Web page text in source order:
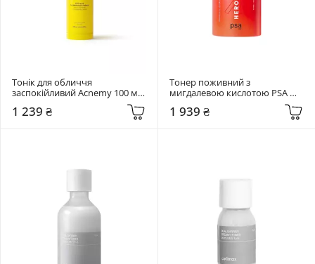
Тонік для обличчя
заспокійливий Acnemy 100 мл
1 239 ₴
Тонер поживний з
мигдалевою кислотою PSA
Licorice Superfood Glow Toner
1 939 ₴